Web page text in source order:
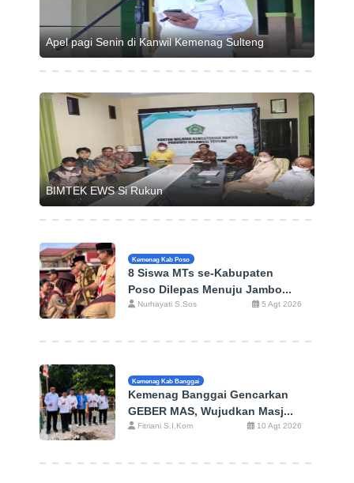
Apel pagi Senin di Kanwil Kemenag Sulteng
BIMTEK EWS Si Rukun
Kemenag Kab Poso
8 Siswa MTs se-Kabupaten
Poso Dilepas Menuju Jambo...
Nurhayati S.Sos 5 Agt 2026
Kemenag Kab Banggai
Kemenag Banggai Gencarkan
GEBER MAS, Wujudkan Masj...
Fitriani S.I.Kom 10 Agt 2026